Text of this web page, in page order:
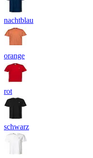
nachtblau
orange
rot
schwarz